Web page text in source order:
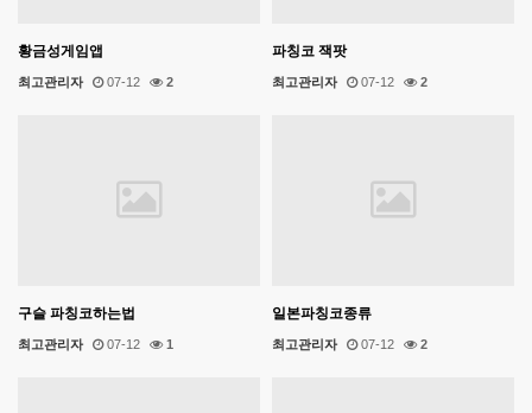
황금성게임앱
최고관리자 07-12 2
파칭코 잭팟
최고관리자 07-12 2
구슬 파칭코하는법
최고관리자 07-12 1
일본파칭코종류
최고관리자 07-12 2